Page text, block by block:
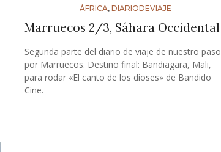
ÁFRICA, DIARIODEVIAJE
Marruecos 2/3, Sáhara Occidental
Segunda parte del diario de viaje de nuestro paso
por Marruecos. Destino final: Bandiagara, Mali,
para rodar «El canto de los dioses» de Bandido
Cine.